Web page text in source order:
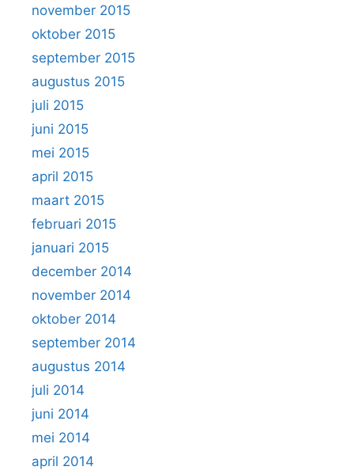
november 2015
oktober 2015
september 2015
augustus 2015
juli 2015
juni 2015
mei 2015
april 2015
maart 2015
februari 2015
januari 2015
december 2014
november 2014
oktober 2014
september 2014
augustus 2014
juli 2014
juni 2014
mei 2014
april 2014